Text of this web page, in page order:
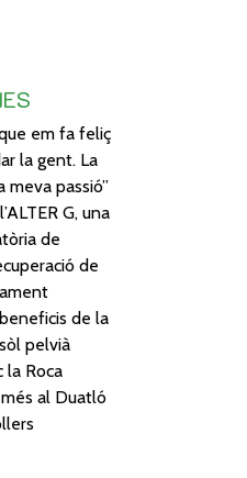
em fa feliç
la gent. La
meva passió”
G, una
de
de
de la
pelvià
la Roca
al Duatló